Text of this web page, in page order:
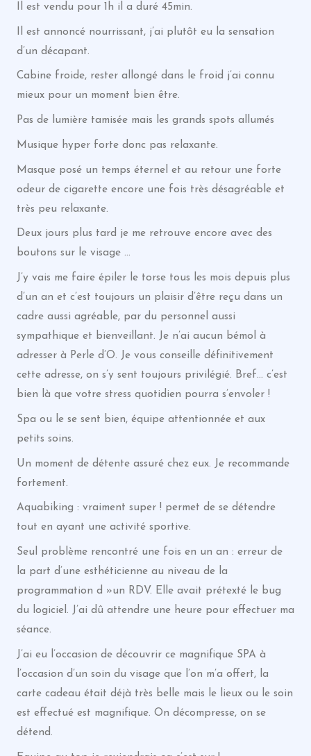
Il est vendu pour 1h il a duré 45min.
Il est annoncé nourrissant, j’ai plutôt eu la sensation
d’un décapant.
Cabine froide, rester allongé dans le froid j’ai connu
mieux pour un moment bien être.
Pas de lumière tamisée mais les grands spots allumés
Musique hyper forte donc pas relaxante.
Masque posé un temps éternel et au retour une forte
odeur de cigarette encore une fois très désagréable et
très peu relaxante.
Deux jours plus tard je me retrouve encore avec des
boutons sur le visage …
J’y vais me faire épiler le torse tous les mois depuis plus
d’un an et c’est toujours un plaisir d’être reçu dans un
cadre aussi agréable, par du personnel aussi
sympathique et bienveillant. Je n’ai aucun bémol à
adresser à Perle d’O. Je vous conseille définitivement
cette adresse, on s’y sent toujours privilégié. Bref… c’est
bien là que votre stress quotidien pourra s’envoler !
Spa ou le se sent bien, équipe attentionnée et aux
petits soins.
Un moment de détente assuré chez eux. Je recommande
fortement.
Aquabiking : vraiment super ! permet de se détendre
tout en ayant une activité sportive.
Seul problème rencontré une fois en un an : erreur de
la part d’une esthéticienne au niveau de la
programmation d »un RDV. Elle avait prétexté le bug
du logiciel. J’ai dû attendre une heure pour effectuer ma
séance.
J’ai eu l’occasion de découvrir ce magnifique SPA à
l’occasion d’un soin du visage que l’on m’a offert, la
carte cadeau était déjà très belle mais le lieux ou le soin
est effectué est magnifique. On décompresse, on se
détend.